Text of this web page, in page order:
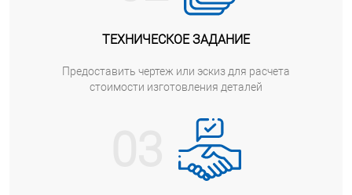
ТЕХНИЧЕСКОЕ ЗАДАНИЕ
Предоставить чертеж или эскиз для расчета
стоимости изготовления деталей